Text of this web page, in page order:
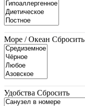
Море / Океан Сбросить
Удобства Сбросить